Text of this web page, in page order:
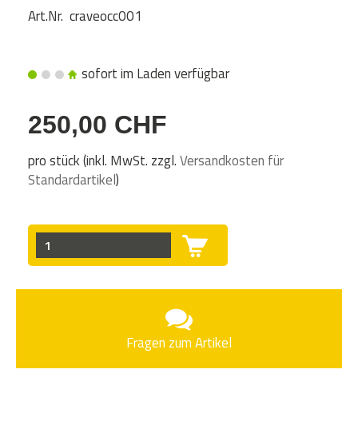
Art.Nr. craveocc001
sofort im Laden verfügbar
250,00 CHF
pro stück (inkl. MwSt. zzgl.Versandkosten für
Standardartikel)
Fragen zum Artikel